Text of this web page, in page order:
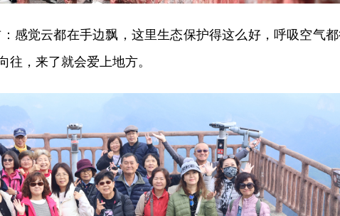
感觉云都在手边飘，这里生态保护得这么好，呼吸空气
往，来了就会爱上地方。